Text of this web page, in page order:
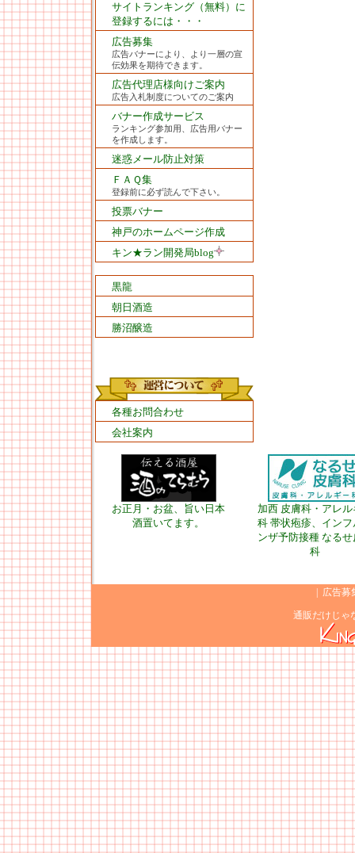
サイトランキング（無料）に
登録するには・・・
広告募集
広告バナーにより、より一層の宣
伝効果を期待できます。
広告代理店様向けご案内
広告入札制度についてのご案内
バナー作成サービス
ランキング参加用、広告用バナー
を作成します。
迷惑メール防止対策
ＦＡＱ集
登録前に必ず読んで下さい。
投票バナー
神戸のホームページ作成
キン★ラン開発局blog
黒龍
朝日酒造
勝沼醸造
各種お問合わせ
会社案内
お正月・お盆、旨い日本
酒置いてます。
加西 皮膚科・アレル
科 帯状疱疹、インフ
ンザ予防接種 なるせ
科
広告募
通販だけじゃ